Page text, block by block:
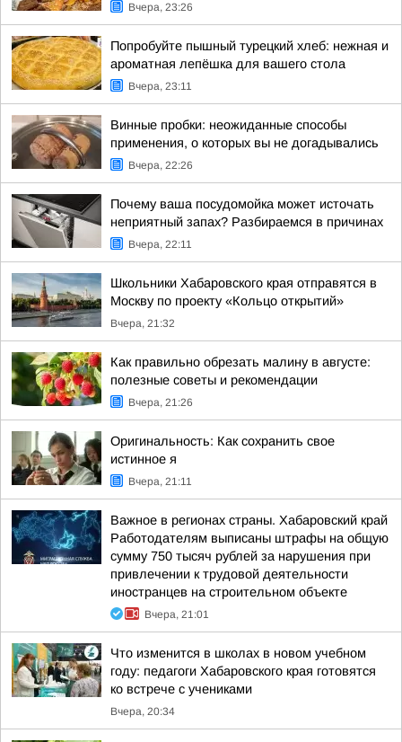
Вчера, 23:26
Попробуйте пышный турецкий хлеб: нежная и
ароматная лепёшка для вашего стола
Вчера, 23:11
Винные пробки: неожиданные способы
применения, о которых вы не догадывались
Вчера, 22:26
Почему ваша посудомойка может источать
неприятный запах? Разбираемся в причинах
Вчера, 22:11
Школьники Хабаровского края отправятся в
Москву по проекту «Кольцо открытий»
Вчера, 21:32
Как правильно обрезать малину в августе:
полезные советы и рекомендации
Вчера, 21:26
Оригинальность: Как сохранить свое
истинное я
Вчера, 21:11
Важное в регионах страны. Хабаровский край
Работодателям выписаны штрафы на общую
сумму 750 тысяч рублей за нарушения при
привлечении к трудовой деятельности
иностранцев на строительном объекте
Вчера, 21:01
Что изменится в школах в новом учебном
году: педагоги Хабаровского края готовятся
ко встрече с учениками
Вчера, 20:34